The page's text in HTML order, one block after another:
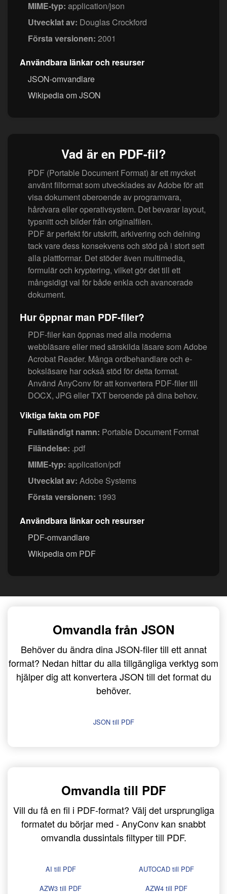
MIME-typ: application/json
Utvecklat av: Douglas Crockford
Första versionen: 2001
Användbara länkar och resurser
JSON-omvandlare
Wikipedia om JSON
Vad är en PDF-fil?
PDF (Portable Document Format) är ett mycket
använt filformat som utvecklades av Adobe för att
visa dokument oberoende av programvara,
hårdvara eller operativsystem. Det bevarar layout,
typsnitt och bilder från originalfilen.
PDF är perfekt för utskrift, arkivering och delning
tack vare dess konsekvens och stöd på i stort sett
alla plattformar. Det stöder även multimedia,
formulär och kryptering, vilket gör det till ett
mångsidigt val för både enkla och avancerade
dokument.
Hur öppnar man PDF-filer?
PDF-filer kan öppnas med alla moderna
webbläsare eller med särskilda läsare som Adobe
Acrobat Reader. Många ordbehandlare och e-
boksläsare har också stöd för detta format.
Använd AnyConv för att konvertera PDF-filer till
DOCX, JPG eller TXT beroende på dina behov.
Viktiga fakta om PDF
Fullständigt namn: Portable Document Format
Filändelse: .pdf
MIME-typ: application/pdf
Utvecklat av: Adobe Systems
Första versionen: 1993
Användbara länkar och resurser
PDF-omvandlare
Wikipedia om PDF
Omvandla från JSON
Behöver du ändra dina JSON-filer till ett annat
format? Nedan hittar du alla tillgängliga verktyg som
hjälper dig att konvertera JSON till det format du
behöver.
JSON till PDF
Omvandla till PDF
Vill du få en fil i PDF-format? Välj det ursprungliga
formatet du börjar med - AnyConv kan snabbt
omvandla dussintals filtyper till PDF.
AI till PDF
AUTOCAD till PDF
AZW3 till PDF
AZW4 till PDF